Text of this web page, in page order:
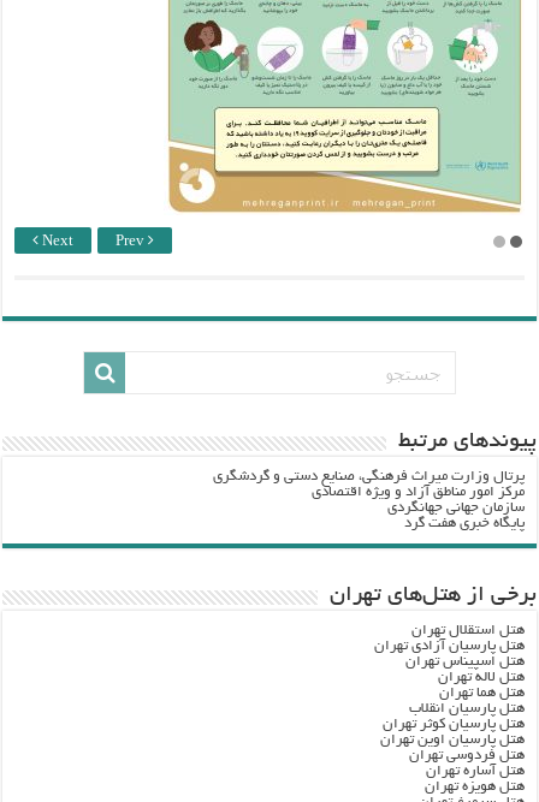
Next Prev
پيوندهاي مرتبط
پرتال وزارت ميراث فرهنگي، صنایع دستی و گردشگري
مرکز امور مناطق آزاد و ویژه اقتصادی
سازمان جهانی جهانگردی
پایگاه خبری هفت گرد
برخی از هتل‌های تهران
هتل استقلال تهران
هتل پارسیان آزادی تهران
هتل اسپیناس تهران
هتل لاله تهران
هتل هما تهران
هتل پارسیان انقلاب
هتل پارسیان کوثر تهران
هتل پارسیان اوین تهران
هتل فردوسی تهران
هتل آساره تهران
هتل هویزه تهران